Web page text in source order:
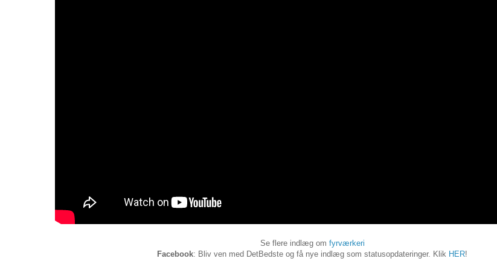
Se flere indlæg om fyrværkeri
Facebook: Bliv ven med DetBedste og få nye indlæg som statusopdateringer. Klik HER!